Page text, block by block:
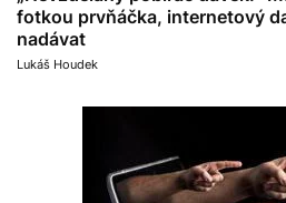
fotkou prvňáčka, internetový
nadávat
Lukáš Houdek